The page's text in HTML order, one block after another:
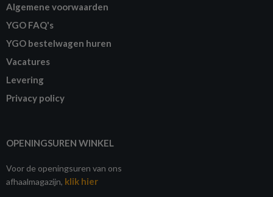
Algemene voorwaarden
YGO FAQ's
YGO bestelwagen huren
Vacatures
Levering
Privacy policy
OPENINGSUREN WINKEL
Voor de openingsuren van ons
afhaalmagazijn, klik hier